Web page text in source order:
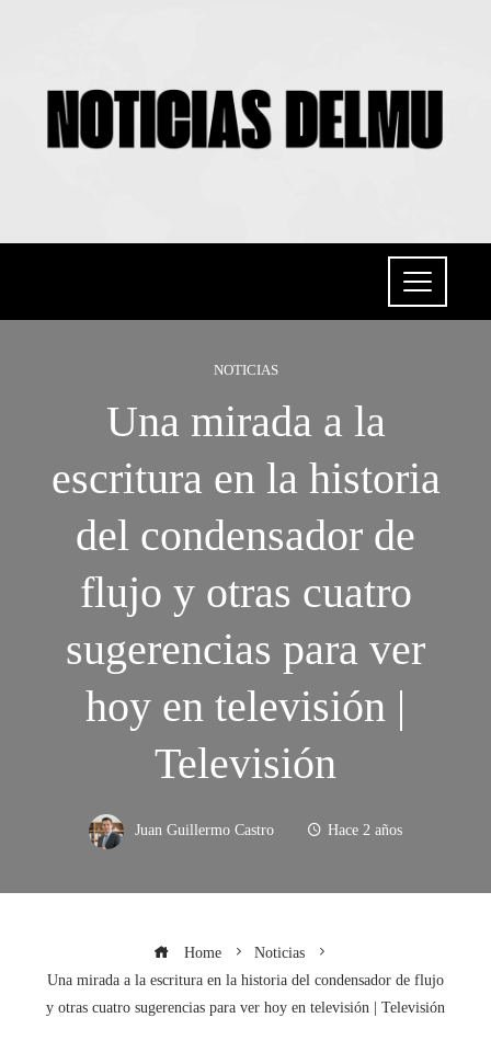
NOTICIAS
Una mirada a la
escritura en la historia
del condensador de
flujo y otras cuatro
sugerencias para ver
hoy en televisión |
Televisión
Juan Guillermo Castro Hace 2 años
Home
Noticias
Una mirada a la escritura en la historia del condensador de flujo
y otras cuatro sugerencias para ver hoy en televisión | Televisión